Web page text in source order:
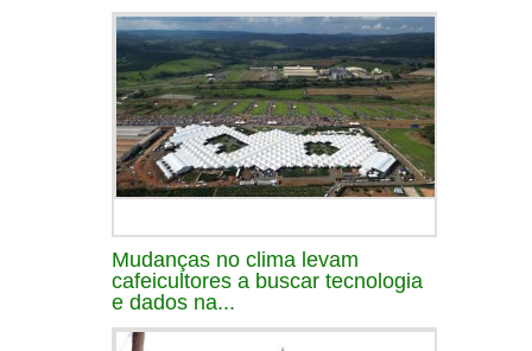
Mudanças no clima levam
cafeicultores a buscar tecnologia
e dados na...